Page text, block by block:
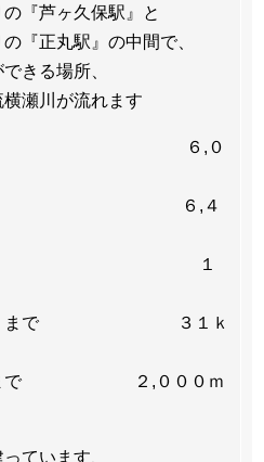
『芦ヶ久保駅』と
『正丸駅』の中間で、
きる場所、
瀬川が流れます
まで ６,０
』まで ６,４
停』まで １
ＩＣ』まで ３１ｋ
ザまで ２,０００ｍ
ています、